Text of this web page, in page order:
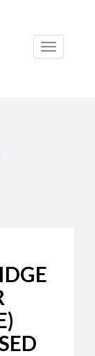
Toggle
navigation